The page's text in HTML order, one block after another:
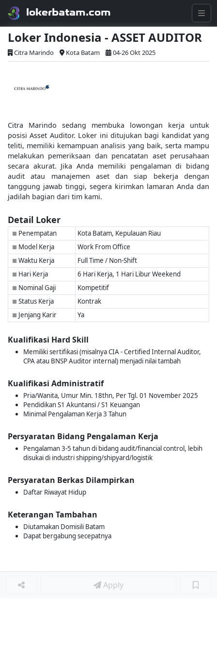
lokerbatam.com
Loker Indonesia - ASSET AUDITOR
Citra Marindo Kota Batam 04-26 Okt 2025
Citra Marindo sedang membuka lowongan kerja untuk
posisi Asset Auditor. Loker ini ditujukan bagi kandidat yang
teliti, memiliki kemampuan analisis yang baik, serta mampu
melakukan pemeriksaan dan pencatatan aset perusahaan
secara akurat. Jika Anda memiliki pengalaman di bidang
audit atau manajemen aset dan siap bekerja dengan
tanggung jawab tinggi, segera kirimkan lamaran Anda dan
jadilah bagian dari tim kami.
Detail Loker
■ Penempatan Kota Batam, Kepulauan Riau
■ Model Kerja Work From Office
■ Waktu Kerja Full Time / Non-Shift
■ Hari Kerja 6 Hari Kerja, 1 Hari Libur Weekend
■ Nominal Gaji Kompetitif
■ Status Kerja Kontrak
■ Jenjang Karir Ya
Kualifikasi Hard Skill
Memiliki sertifikasi (misalnya CIA - Certified Internal Auditor,
CPA atau BNSP Auditor internal) menjadi nilai tambah
Kualifikasi Administratif
Pria/Wanita, Umur Min. 18thn, Per Tgl. 01 November 2025
Pendidikan S1 Akuntansi / S1 Keuangan
Minimal Pengalaman Kerja 3 Tahun
Persyaratan Bidang Pengalaman Kerja
Pengalaman 3-5 tahun di bidang audit/financial control, lebih
disukai di industri shipping/shipyard/logistik
Persyaratan Berkas Dilampirkan
Daftar Riwayat Hidup
Keterangan Tambahan
Diutamakan Domisili Batam
Dapat bergabung secepatnya
Apply